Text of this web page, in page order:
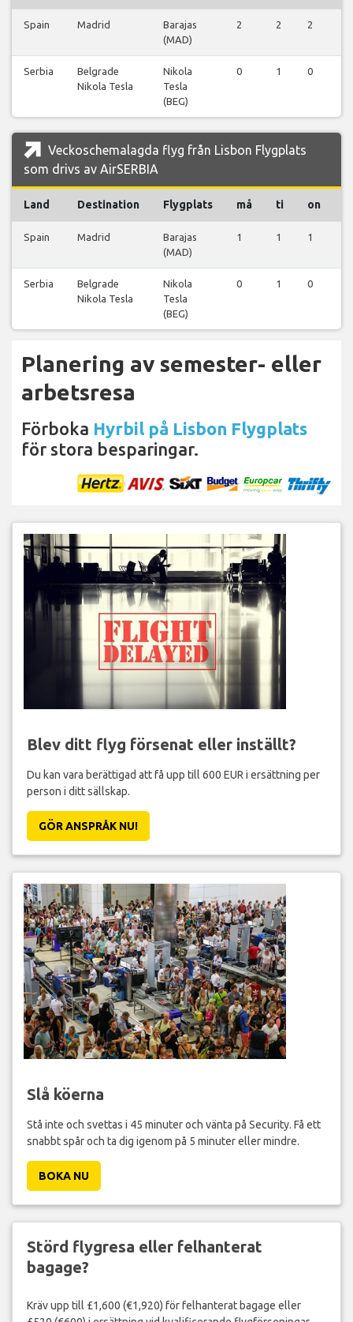
Spain Madrid
Barajas
(MAD)
2 2 2
Serbia
Belgrade
Nikola Tesla
Nikola
Tesla
(BEG)
0 1 0
Veckoschemalagda flyg från Lisbon Flygplats
som drivs av AirSERBIA
Land Destination Flygplats må ti on
Spain Madrid
Barajas
(MAD)
1 1 1
Serbia
Belgrade
Nikola Tesla
Nikola
Tesla
(BEG)
0 1 0
Planering av semester- eller
arbetsresa
Förboka Hyrbil på Lisbon Flygplats
för stora besparingar.
Blev ditt flyg försenat eller inställt?
Du kan vara berättigad att få upp till 600 EUR i ersättning per
person i ditt sällskap.
GÖR ANSPRÅK NU!
Slå köerna
Stå inte och svettas i 45 minuter och vänta på Security. Få ett
snabbt spår och ta dig igenom på 5 minuter eller mindre.
BOKA NU
Störd flygresa eller felhanterat
bagage?
Kräv upp till £1,600 (€1,920) för felhanterat bagage eller